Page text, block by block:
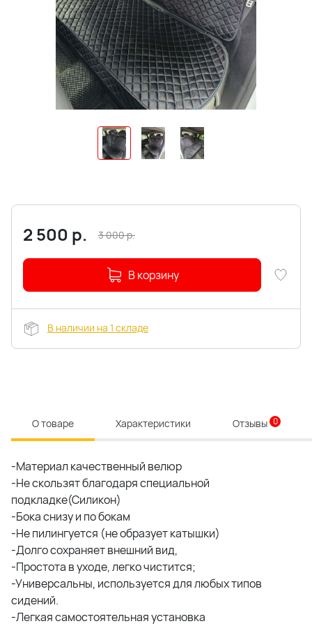
2 500 р. 3 000р.
В корзину
В наличии на 1 складе
О товаре Характеристики Отзывы 0
-Материал качественный велюр
-Не скользят благодаря специальной
подкладке(Силикон)
-Бока снизу и по бокам
-Не пилингуется (не образует катышки)
-Долго сохраняет внешний вид,
-Простота в уходе, легко чистится;
-Универсальны, используется для любых типов
сидений.
-Легкая самостоятельная установка